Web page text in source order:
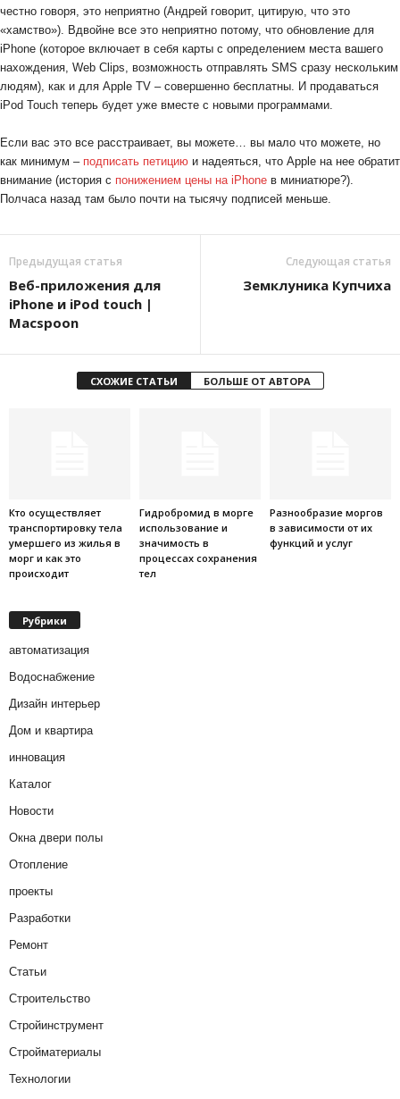
честно говоря, это неприятно (Андрей говорит, цитирую, что это
«хамство»). Вдвойне все это неприятно потому, что обновление для
iPhone (которое включает в себя карты с определением места вашего
нахождения, Web Clips, возможность отправлять SMS сразу нескольким
людям), как и для Apple TV – совершенно бесплатны. И продаваться
iPod Touch теперь будет уже вместе с новыми программами.
Если вас это все расстраивает, вы можете… вы мало что можете, но
как минимум – подписать петицию и надеяться, что Apple на нее обратит
внимание (история с понижением цены на iPhone в миниатюре?).
Полчаса назад там было почти на тысячу подписей меньше.
Предыдущая статья
Веб-приложения для
iPhone и iPod touch |
Macspoon
Следующая статья
Земклуника Купчиха
СХОЖИЕ СТАТЬИ БОЛЬШЕ ОТ АВТОРА
Кто осуществляет
транспортировку тела
умершего из жилья в
морг и как это
происходит
Гидробромид в морге
использование и
значимость в
процессах сохранения
тел
Разнообразие моргов
в зависимости от их
функций и услуг
Рубрики
автоматизация
Водоснабжение
Дизайн интерьер
Дом и квартира
инновация
Каталог
Новости
Окна двери полы
Отопление
проекты
Разработки
Ремонт
Статьи
Строительство
Стройинструмент
Стройматериалы
Технологии